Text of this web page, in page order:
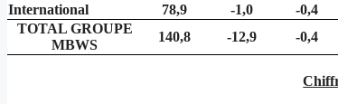
International
78,9 -1,0 -0,4
TOTAL GROUPE
MBWS
140,8 -12,9 -0,4